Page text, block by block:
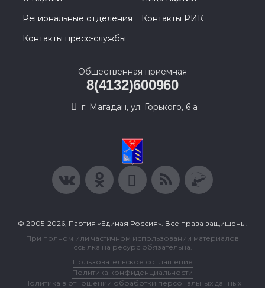
Региональные отделения
Контакты РИК
Контакты пресс-службы
Общественная приемная
8(4132)600960
г. Магадан, ул. Горького, 6 а
© 2005-2026, Партия «Единая Россия». Все права защищены.
При полном или частичном использовании материалов
ссылка на ресурс обязательна.
Пользовательское соглашение
Политика конфиденциальности
Политика в отношении обработки персональных данных